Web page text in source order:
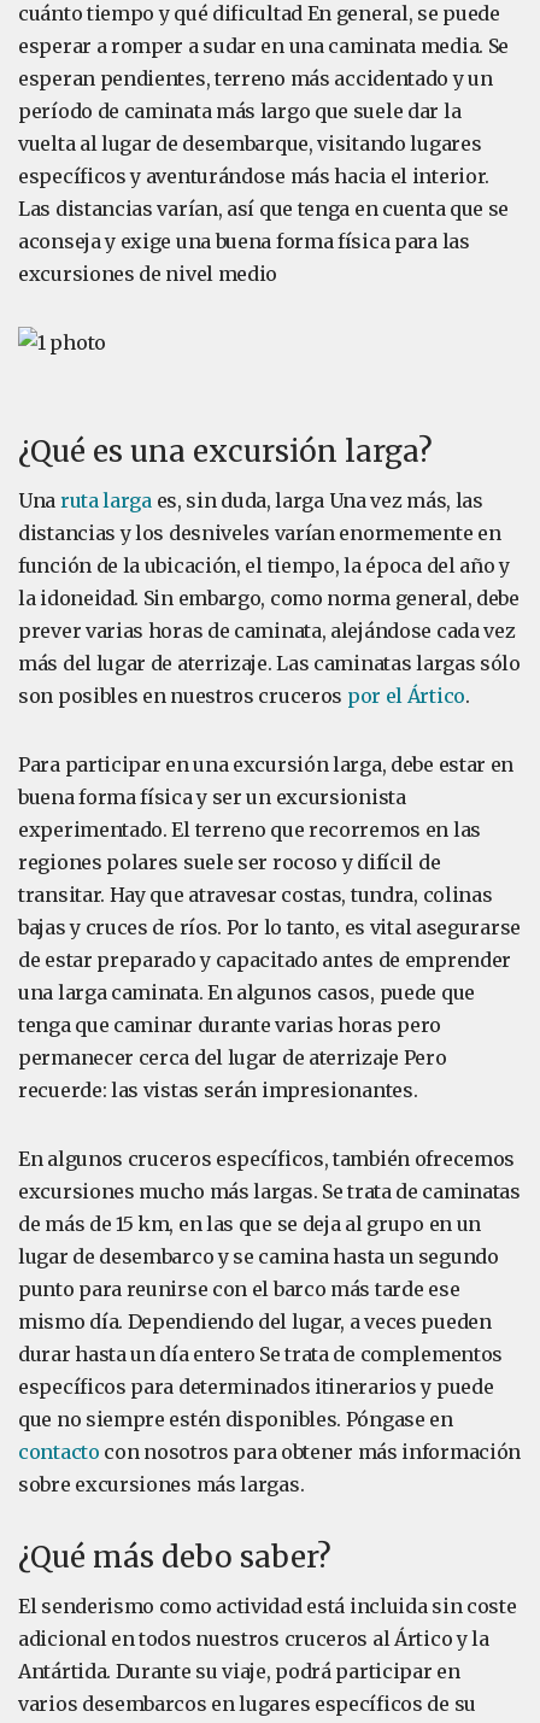
cuánto tiempo y qué dificultad En general, se puede
esperar a romper a sudar en una caminata media. Se
esperan pendientes, terreno más accidentado y un
período de caminata más largo que suele dar la
vuelta al lugar de desembarque, visitando lugares
específicos y aventurándose más hacia el interior.
Las distancias varían, así que tenga en cuenta que se
aconseja y exige una buena forma física para las
excursiones de nivel medio
¿Qué es una excursión larga?
Una ruta largaes, sin duda, larga Una vez más, las
distancias y los desniveles varían enormemente en
función de la ubicación, el tiempo, la época del año y
la idoneidad. Sin embargo, como norma general, debe
prever varias horas de caminata, alejándose cada vez
más del lugar de aterrizaje. Las caminatas largas sólo
son posibles en nuestros cruceros por el Ártico.
Para participar en una excursión larga, debe estar en
buena forma física y ser un excursionista
experimentado. El terreno que recorremos en las
regiones polares suele ser rocoso y difícil de
transitar. Hay que atravesar costas, tundra, colinas
bajas y cruces de ríos. Por lo tanto, es vital asegurarse
de estar preparado y capacitado antes de emprender
una larga caminata. En algunos casos, puede que
tenga que caminar durante varias horas pero
permanecer cerca del lugar de aterrizaje Pero
recuerde: las vistas serán impresionantes.
En algunos cruceros específicos, también ofrecemos
excursiones mucho más largas. Se trata de caminatas
de más de 15 km, en las que se deja al grupo en un
lugar de desembarco y se camina hasta un segundo
punto para reunirse con el barco más tarde ese
mismo día. Dependiendo del lugar, a veces pueden
durar hasta un día entero Se trata de complementos
específicos para determinados itinerarios y puede
que no siempre estén disponibles. Póngase en
contacto con nosotros para obtener más información
sobre excursiones más largas.
¿Qué más debo saber?
El senderismo como actividad está incluida sin coste
adicional en todos nuestros cruceros al Ártico y la
Antártida. Durante su viaje, podrá participar en
varios desembarcos en lugares específicos de su